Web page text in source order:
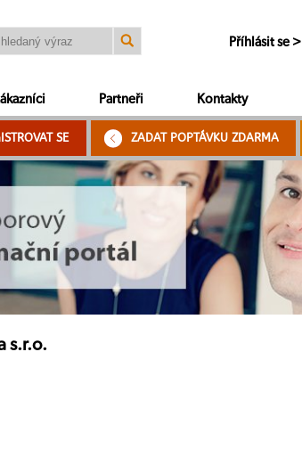
Příhlásit se >
Partneři Kontakty
SE ZADAT POPTÁVKU ZDARMA
s.r.o.